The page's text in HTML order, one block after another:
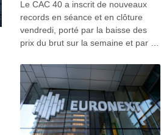
Le CAC 40 a inscrit de nouveaux
records en séance et en clôture
vendredi, porté par la baisse des
prix du brut sur la semaine et par le
l'emploi américain, qui conforte les
anticipations d'un maintient des taux
de la Réserve fédérale américaine.